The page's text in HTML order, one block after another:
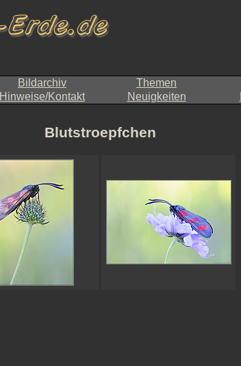
Bildarchiv Themen
Hinweise/Kontakt Neuigkeiten
Blutstroepfchen